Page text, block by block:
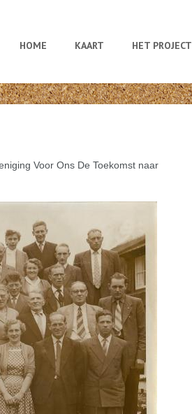
HOME KAART HET PROJECT
Voor Ons De Toekomst naar